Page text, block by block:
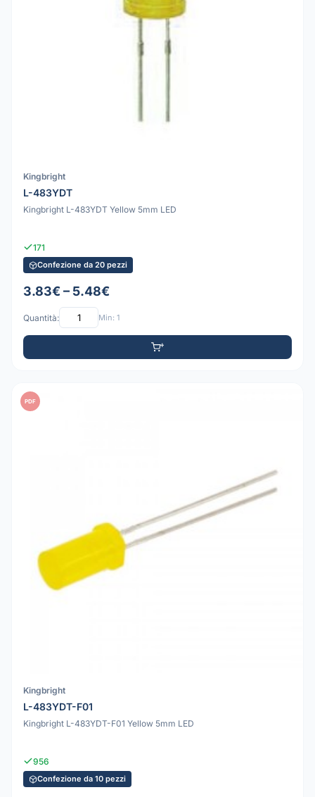
Kingbright
L-483YDT
Kingbright L-483YDT Yellow 5mm LED
171
Confezione da 20 pezzi
3.83€ – 5.48€
Quantità: Min: 1
PDF
Kingbright
L-483YDT-F01
Kingbright L-483YDT-F01 Yellow 5mm LED
956
Confezione da 10 pezzi